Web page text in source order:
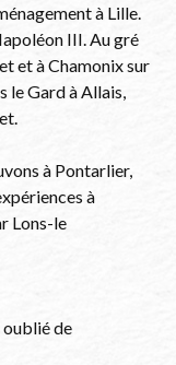
à Lille.
III. Au gré
et à Chamonix sur
le Gard à Allais,
à Pontarlier,
à
Lons-le
oublié de